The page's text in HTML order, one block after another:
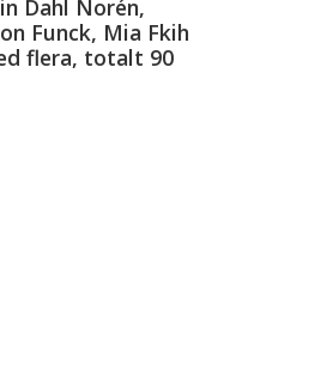
Dahl Norén,
Funck, Mia Fkih
flera, totalt 90